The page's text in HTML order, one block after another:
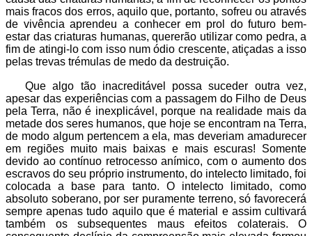
mais fracos dos erros, aquilo que, portanto, sofreu ou através
de vivência aprendeu a conhecer em prol do futuro bem-
estar das criaturas humanas, quererão utilizar como pedra, a
fim de atingi-lo com isso num ódio crescente, atiçadas a isso
pelas trevas trémulas de medo da destruição.
Que algo tão inacreditável possa suceder outra vez,
apesar das experiências com a passagem do Filho de Deus
pela Terra, não é inexplicável, porque na realidade mais da
metade dos seres humanos, que hoje se encontram na Terra,
de modo algum pertencem a ela, mas deveriam amadurecer
em regiões muito mais baixas e mais escuras! Somente
devido ao contínuo retrocesso anímico, com o aumento dos
escravos do seu próprio instrumento, do intelecto limitado, foi
colocada a base para tanto. O intelecto limitado, como
absoluto soberano, por ser puramente terreno, só favorecerá
sempre apenas tudo aquilo que é material e assim cultivará
também os subsequentes maus efeitos colaterais. O